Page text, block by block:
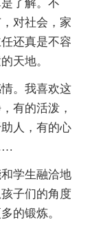
了解。不
对社会，家
还真是不容
天地。
。我喜欢这
有的活泼，
人，有的心
学生融洽地
子们的角度
的锻炼。